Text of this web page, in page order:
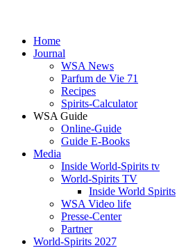
Home
Journal
WSA News
Parfum de Vie 71
Recipes
Spirits-Calculator
WSA Guide
Online-Guide
Guide E-Books
Media
Inside World-Spirits tv
World-Spirits TV
Inside World Spirits
WSA Video life
Presse-Center
Partner
World-Spirits 2027